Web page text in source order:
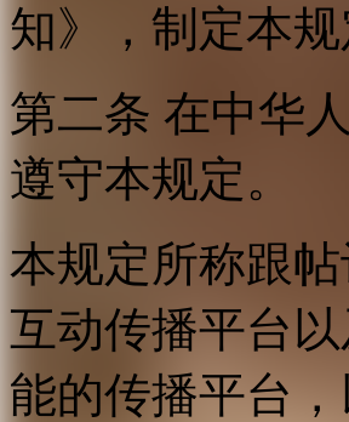
知》，制定本规
第二条 在中华
遵守本规定。
本规定所称跟
互动传播平台
能的传播平台